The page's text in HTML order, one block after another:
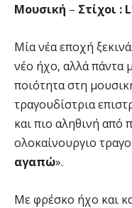
Μουσική – Στίχοι :
Μία νέα εποχή
νέο ήχο, αλλά πάντα
ποιότητα στη
τραγουδίστρια
και πιο αληθινή από
ολοκαίνουργιο
αγαπώ».
Με φρέσκο ήχο και